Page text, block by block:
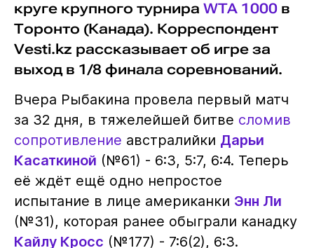
круге крупного турнира WTA 1000в
Торонто (Канада). Корреспондент
Vesti.kz рассказывает об игре за
выход в 1/8 финала соревнований.
Вчера Рыбакина провела первый матч
за 32 дня, в тяжелейшей битве сломив
сопротивление австралийки Дарьи
Касаткиной (№61) - 6:3, 5:7, 6:4. Теперь
её ждёт ещё одно непростое
испытание в лице американки Энн Ли
(№31), которая ранее обыграли канадку
Кайлу Кросс (№177) - 7:6(2), 6:3.